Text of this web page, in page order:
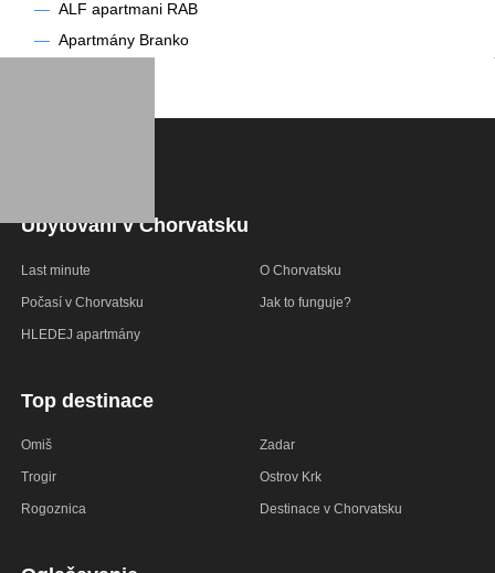
— ALF apartmani RAB
— Apartmány Branko
Ubytování v Chorvatsku
Last minute
Počasí v Chorvatsku
HLEDEJ apartmány
O Chorvatsku
Jak to funguje?
Top destinace
Omiš
Trogir
Rogoznica
Zadar
Ostrov Krk
Destinace v Chorvatsku